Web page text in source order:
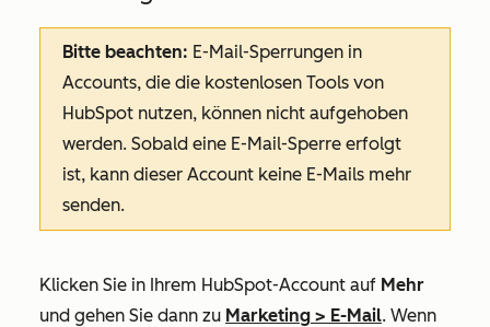
Bitte beachten: E-Mail-Sperrungen in
Accounts, die die kostenlosen Tools von
HubSpot nutzen, können nicht aufgehoben
werden. Sobald eine E-Mail-Sperre erfolgt
ist, kann dieser Account keine E-Mails mehr
senden.
Klicken Sie in Ihrem HubSpot-Account auf Mehr
und gehen Sie dann zu Marketing > E-Mail. Wenn